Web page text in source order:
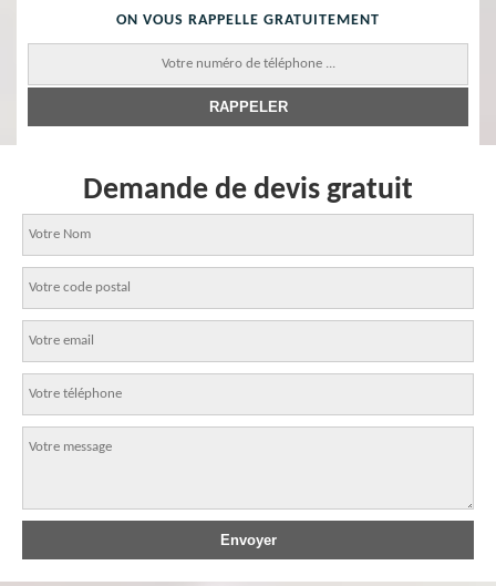
ON VOUS RAPPELLE GRATUITEMENT
Demande de devis gratuit